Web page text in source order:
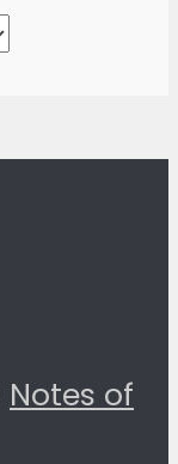
Notes of